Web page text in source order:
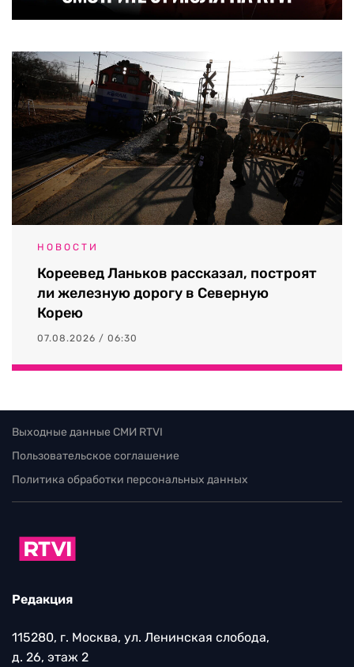
НОВОСТИ
Кореевед Ланьков рассказал, построят
ли железную дорогу в Северную
Корею
07.08.2026 / 06:30
Выходные данные СМИ RTVI
Пользовательское соглашение
Политика обработки персональных данных
Редакция
115280, г. Москва, ул. Ленинская слобода,
д. 26, этаж 2